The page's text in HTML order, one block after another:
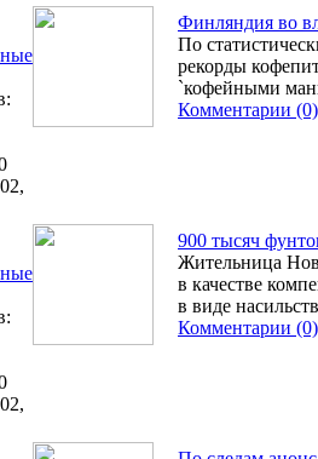
Финляндия во
По
рекорды
`кофейными
Комментарии (0)
900 тысяч
Жительница
в качестве
в виде
Комментарии (0)